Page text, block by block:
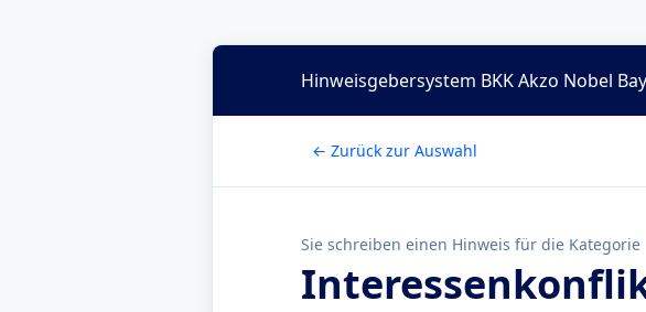
Hinweisgebersystem BKK Akzo Nobel
← Zurück zur Auswahl
Sie schreiben einen Hinweis für die Kategorie